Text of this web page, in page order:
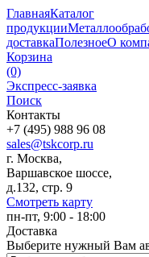
ГлавнаяКаталог
продукции
доставкаПолезноеО
Корзина
(0)
Экспресс-заявка
Поиск
Контакты
+7 (495) 988 96 08
sales@tskcorp.ru
г. Москва,
Варшавское шоссе,
д.132, стр. 9
Смотреть карту
пн-пт, 9:00 - 18:00
Доставка
Выберите нужный Вам